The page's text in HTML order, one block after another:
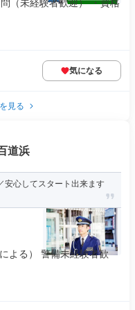
（未経験者歓迎） ・資格
気になる
見る
道浜
安心してスタート出来ます
よる） 警備未経験者歓